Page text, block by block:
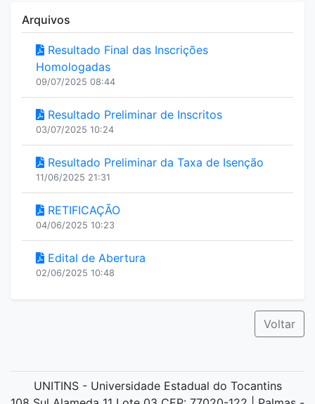
Arquivos
Resultado Final das Inscrições
Homologadas
09/07/2025 08:44
Resultado Preliminar de Inscritos
03/07/2025 10:24
Resultado Preliminar da Taxa de Isenção
11/06/2025 21:31
RETIFICAÇÃO
04/06/2025 10:23
Edital de Abertura
02/06/2025 10:48
Voltar
UNITINS - Universidade Estadual do Tocantins